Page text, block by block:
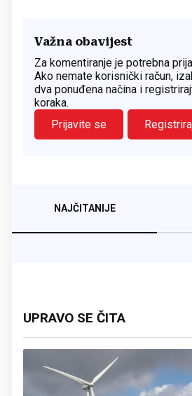
Važna obavijest
Za komentiranje je potrebna
Ako nemate korisnički račun,
dva ponuđena načina i
koraka.
Prijavite se
NAJČITANIJE
UPRAVO SE ČITA